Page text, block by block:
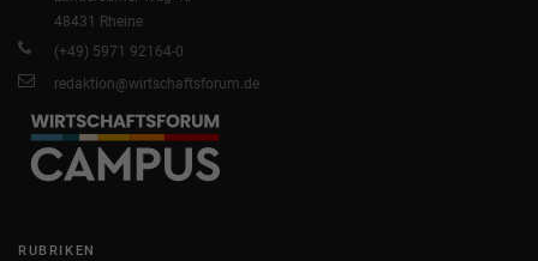
48431 Rheine
(+49) 5971 92164-0
redaktion@wirtschaftsforum.de
RUBRIKEN